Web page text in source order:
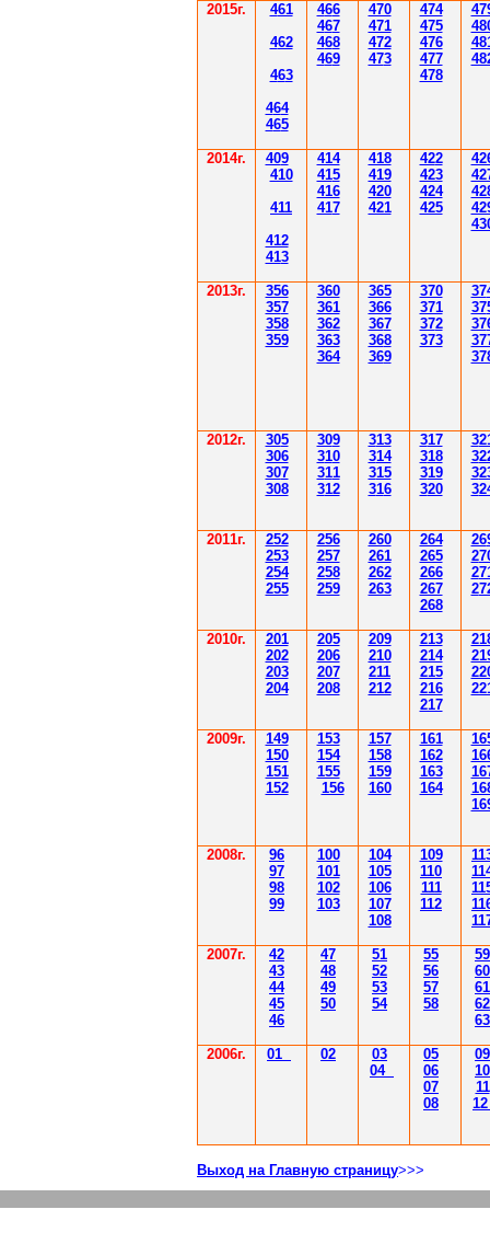
2015г. 461
462
463
464
465
466
467
468
469
470
471
472
473
474
475
476
477
478
2014г. 409
410
411
412
413
414
415
416
417
418
419
420
421
422
423
424
425
2013г.
356
357
358
359
360
361
362
363
364
365
366
367
368
369
370
371
372
373
37
37
37
2012г. 305
306
307
308
309
310
311
312
313
314
315
316
317
318
319
320
3
3
3
3
2011г.
252
253
254
255
256
257
258
259
260
261
262
263
264
265
266
267
268
26
2
2
2
2010г.
201
202
203
204
205
206
207
208
209
210
211
212
213
214
215
216
217
2009г.
149
150
151
152
153
154
155
156
157
158
159
160
161
162
163
164
2008г.
96
97
98
99
100
101
102
103
104
105
106
107
108
109
110
111
112
2007г.
42
43
44
45
46
47
48
49
50
51
52
53
54
55
56
57
58
59
60
61
62
63
2006г. 01 02
03
04
05
06
07
08
09
10
11
Выход на Главную страницу>>>